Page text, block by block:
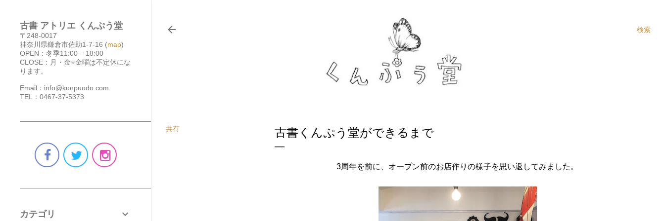
検索
共有 古書くんぷう堂ができるまで
3周年を前に、オープン前のお店作りの様子を思い返してみました。
古書 アトリエ くんぷう堂
〒248-0017
神奈川県鎌倉市佐助1-7-16 (map)
OPEN：冬季11:00 – 18:00
CLOSE：月・金※金曜は不定休にな
ります。
Email：info@kunpuudo.com
TEL：0467-37-5373
カテゴリ